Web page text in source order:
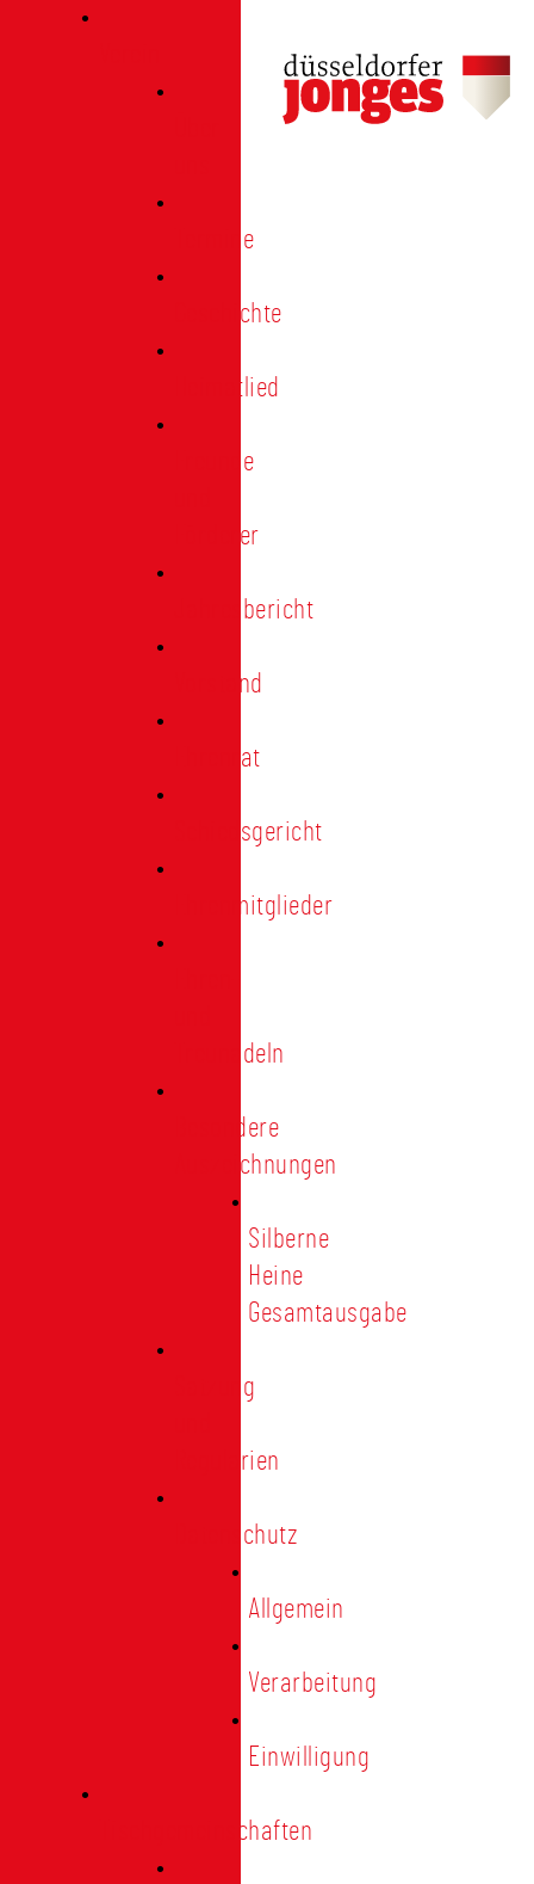
Termine
Geschichte
Heimatlied
Freunde
Förderer
Jahresbericht
Vorstand
Ehrenrat
Schiedsgericht
Ehrenmitglieder
Treunadeln
Besondere
Auszeichnungen
Silberne
Heine
Gesamtausgabe
Satzung
Regularien
Datenschutz
Allgemein
Verarbeitung
Einwilligung
Tischgemeinschaften